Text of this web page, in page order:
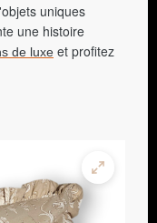
uniques
une histoire
de luxe et profitez